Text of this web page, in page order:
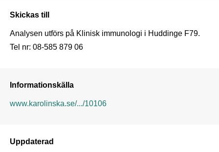
Skickas till
Analysen utförs på Klinisk immunologi i Huddinge F79.
Tel nr: 08-585 879 06
Informationskälla
www.karolinska.se/.../10106
Uppdaterad